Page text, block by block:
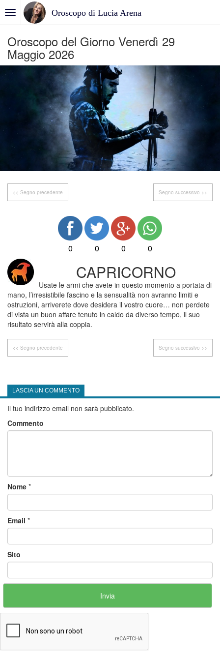
Oroscopo di Lucia Arena
Oroscopo del Giorno Venerdì 29
Maggio 2026
<< Segno precedente Segno successivo >>
0 0 0 0
CAPRICORNO
Usate le armi che avete in questo momento a portata di
mano, l’irresistibile fascino e la sensualità non avranno limiti e
ostruzioni, arriverete dove desidera il vostro cuore… non perdete
di vista un buon affare tenuto in caldo da diverso tempo, il suo
risultato servirà alla coppia.
<< Segno precedente Segno successivo >>
LASCIA UN COMMENTO
Il tuo indirizzo email non sarà pubblicato.
Commento
Nome *
Email *
Sito